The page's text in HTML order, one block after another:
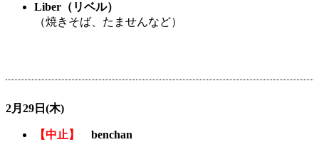
Liber（リベル）
（焼きそば、たませんなど）
2月29日(木)
【中止】
benchan